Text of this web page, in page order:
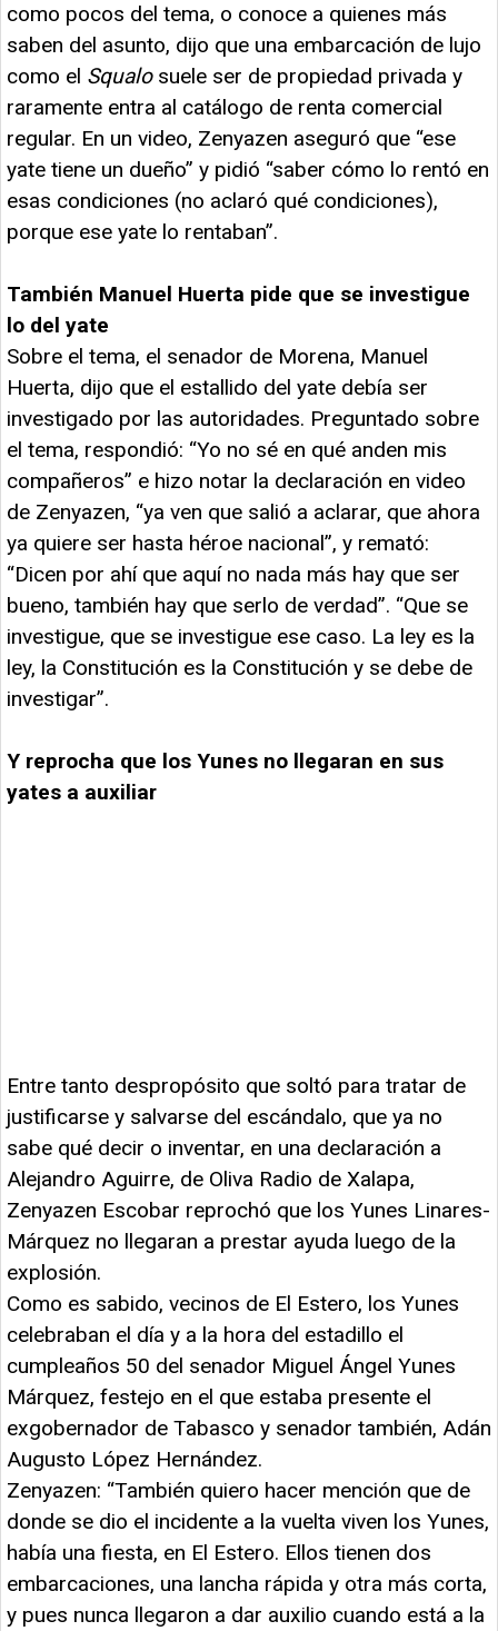
como pocos del tema, o conoce a quienes más
saben del asunto, dijo que una embarcación de lujo
como el Squalo suele ser de propiedad privada y
raramente entra al catálogo de renta comercial
regular. En un video, Zenyazen aseguró que “ese
yate tiene un dueño” y pidió “saber cómo lo rentó en
esas condiciones (no aclaró qué condiciones),
porque ese yate lo rentaban”.
También Manuel Huerta pide que se investigue
lo del yate
Sobre el tema, el senador de Morena, Manuel
Huerta, dijo que el estallido del yate debía ser
investigado por las autoridades. Preguntado sobre
el tema, respondió: “Yo no sé en qué anden mis
compañeros” e hizo notar la declaración en video
de Zenyazen, “ya ven que salió a aclarar, que ahora
ya quiere ser hasta héroe nacional”, y remató:
“Dicen por ahí que aquí no nada más hay que ser
bueno, también hay que serlo de verdad”. “Que se
investigue, que se investigue ese caso. La ley es la
ley, la Constitución es la Constitución y se debe de
investigar”.
Y reprocha que los Yunes no llegaran en sus
yates a auxiliar
Entre tanto despropósito que soltó para tratar de
justificarse y salvarse del escándalo, que ya no
sabe qué decir o inventar, en una declaración a
Alejandro Aguirre, de Oliva Radio de Xalapa,
Zenyazen Escobar reprochó que los Yunes Linares-
Márquez no llegaran a prestar ayuda luego de la
explosión.
Como es sabido, vecinos de El Estero, los Yunes
celebraban el día y a la hora del estadillo el
cumpleaños 50 del senador Miguel Ángel Yunes
Márquez, festejo en el que estaba presente el
exgobernador de Tabasco y senador también, Adán
Augusto López Hernández.
Zenyazen: “También quiero hacer mención que de
donde se dio el incidente a la vuelta viven los Yunes,
había una fiesta, en El Estero. Ellos tienen dos
embarcaciones, una lancha rápida y otra más corta,
y pues nunca llegaron a dar auxilio cuando está a la